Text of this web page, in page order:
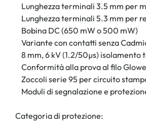
Lunghezza terminali 3.5 mm per
Lunghezza terminali 5.3 mm per
Bobina DC (650 mW o 500 mW)
Variante con contatti senza
8 mm, 6 kV (1.2/50µs) isolamento
Conformità alla prova al filo
Zoccoli serie 95 per circuito
Moduli di segnalazione e
Categoria di protezione: